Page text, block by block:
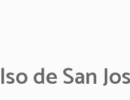
de San